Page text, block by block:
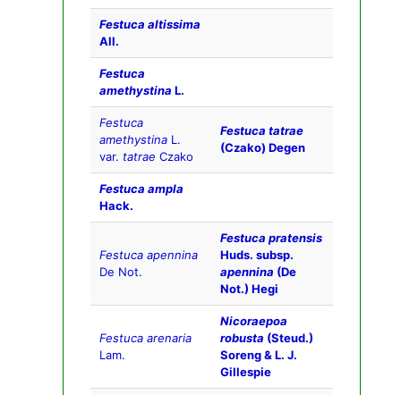
Festuca altissima
All.
Festuca
amethystina L.
Festuca
amethystina L.
var. tatrae Czako
Festuca tatrae
(Czako) Degen
Festuca ampla
Hack.
Festuca apennina
De Not.
Festuca pratensis
Huds. subsp.
apennina (De
Not.) Hegi
Festuca arenaria
Lam.
Nicoraepoa
robusta (Steud.)
Soreng & L. J.
Gillespie